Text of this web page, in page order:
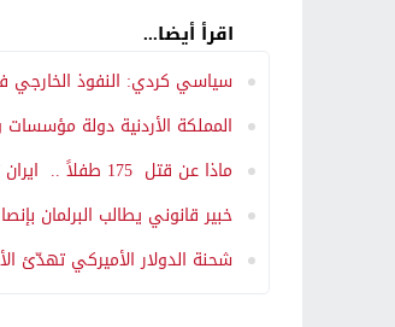
اقرأ أيضا...
سياسي كردي: النفوذ الخارجي
المملكة الأردنية دولة
ماذا عن قتل 175 طفلاً .. ايران ترد على دعوة غوتيريش لإنهاء الحرب: هذا ليس قتالاً بل عمل عدواني
خبير قانوني يطالب البرلمان
شحنة الدولار الأميركي تهدّئ